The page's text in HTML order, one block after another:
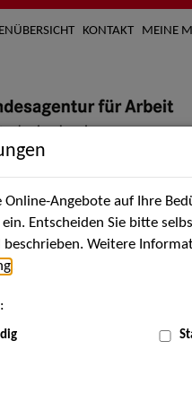
KONTAKT MEINE
Künstler*innen
Angebote auf Ihre
Entscheiden Sie bitte
Weitere